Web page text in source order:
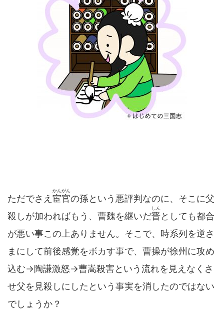
ただでさえ 宦官
かんがん
の孫という悪評判なのに、そこに父
殺しが加わればもう、曹魏を継いだ晋
しん
としても都合
が悪い事この上ありません。そこで、時系列を逆さ
まにして前後感覚をボカす事で、曹操が徐州に攻め
込む→陶謙激怒→曹嵩殺害という流れを見えなくさ
せ父を見殺しにしたという事実を消したのではない
でしょうか？